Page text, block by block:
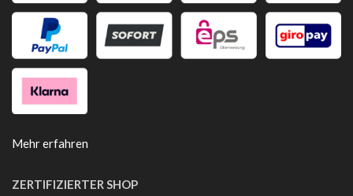
Mehr erfahren
ZERTIFIZIERTER SHOP